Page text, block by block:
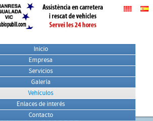
Inicio
Empresa
Servicios
Galería
Vehículos
Enlaces de interés
Contacto